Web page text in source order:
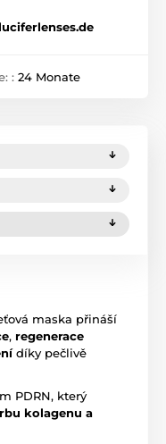
: 24 Monate
maska přináší
, regenerace
díky pečlivě
PDRN, který
kolagenu a